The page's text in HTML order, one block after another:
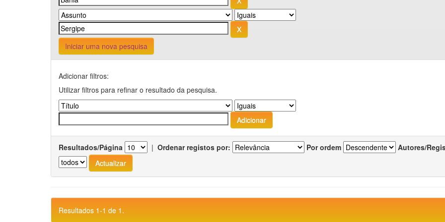
Iniciar uma nova pesquisa
Adicionar filtros:
Utilizar filtros para refinar o resultado da pesquisa.
Resultados/Página | Ordenar registos por: Por ordem Autores/
Resultados 1-1 de 1.